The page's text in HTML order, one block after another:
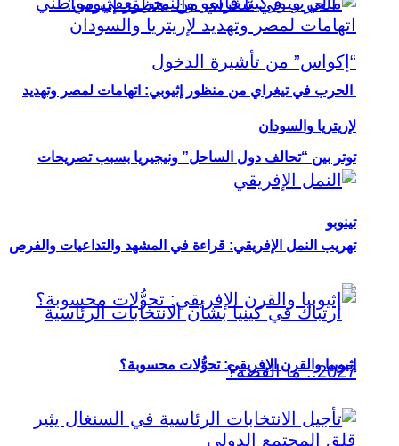
توتر بين “تحالف دول الساحل” ونيجيريا بسبب تصريحات
تينوبو
الحرب في تيغراي من منظور إثيوبي: اتهامات لمصر وتهديد
لإريتريا والسودان
تهريب النمل الإفريقي: قراءة في المشهد والتداعيات والفرص
إثيوبيا والقرن الإفريقي: تحوُّلات محسوبة؟